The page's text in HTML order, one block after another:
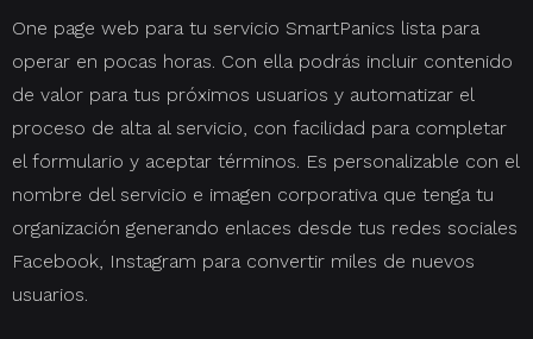
One page web para tu servicio SmartPanics lista para
operar en pocas horas. Con ella podrás incluir contenido
de valor para tus próximos usuarios y automatizar el
proceso de alta al servicio, con facilidad para completar
el formulario y aceptar términos. Es personalizable con el
nombre del servicio e imagen corporativa que tenga tu
organización generando enlaces desde tus redes sociales
Facebook, Instagram para convertir miles de nuevos
usuarios.